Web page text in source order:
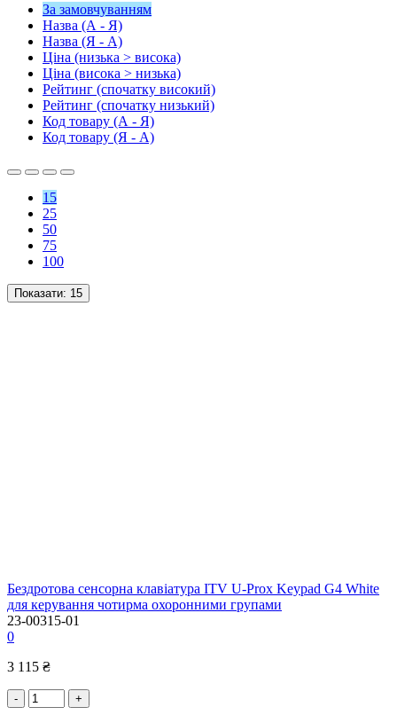
За замовчуванням
Назва (А - Я)
Назва (Я - А)
Ціна (низька > висока)
Ціна (висока > низька)
Рейтинг (спочатку високий)
Рейтинг (спочатку низький)
Код товару (А - Я)
Код товару (Я - А)
15
25
50
75
100
Показати: 15
Бездротова сенсорна клавіатура ITV U-Prox Keypad G4 White
для керування чотирма охоронними групами
23-00315-01
0
3 115 ₴
- +